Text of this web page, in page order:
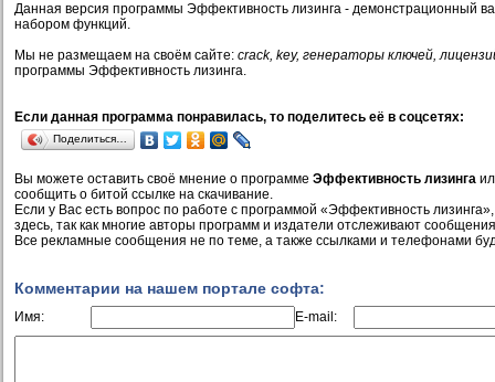
Данная версия программы Эффективность лизинга - демонстрационный
набором функций.
Мы не размещаем на своём сайте: crack, key, генераторы ключей,
программы Эффективность лизинга.
Если данная программа понравилась, то поделитесь её в соцсетях:
Поделиться…
Вы можете оставить своё мнение о программе Эффективность лизинга
сообщить о битой ссылке на скачивание.
Если у Вас есть вопрос по работе с программой «Эффективность
здесь, так как многие авторы программ и издатели отслеживают
Все рекламные сообщения не по теме, а также ссылками и телефонами
Комментарии на нашем портале софта:
Имя: E-mail: